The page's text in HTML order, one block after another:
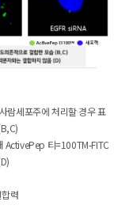
람세포주에 처리할 경우 표
ActivePep 티=100TM-FITC
력